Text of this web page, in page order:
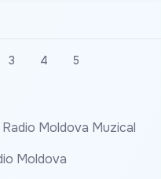
3 4 5
Radio Moldova Muzical
Moldova